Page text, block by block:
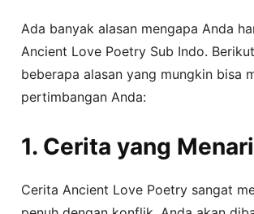
Ada banyak alasan mengapa Anda
Ancient Love Poetry Sub Indo.
beberapa alasan yang mungkin bisa
pertimbangan Anda:
1. Cerita yang
Cerita Ancient Love Poetry sangat